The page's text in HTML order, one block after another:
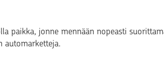
paikka, jonne mennään nopeasti
automarketteja.